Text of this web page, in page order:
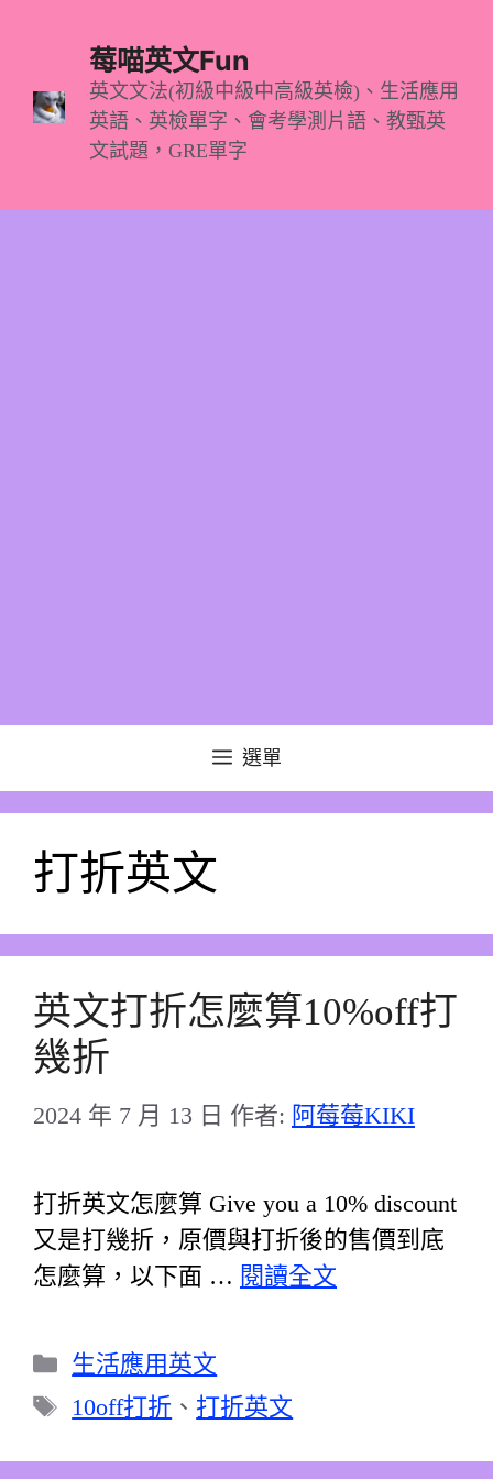
莓喵英文Fun
英文文法(初級中級中高級英檢)、生活應用
英語、英檢單字、會考學測片語、教甄英
文試題，GRE單字
選單
打折英文
英文打折怎麼算10%off打
幾折
2024 年 7 月 13 日 作者: 阿莓莓KIKI
打折英文怎麼算 Give you a 10% discount
又是打幾折，原價與打折後的售價到底
怎麼算，以下面 … 閱讀全文
分
類
生活應用英文
標
10off打折 、 打折英文